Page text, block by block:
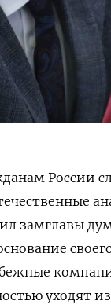
России
замглавы
уходят